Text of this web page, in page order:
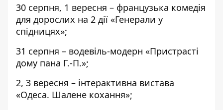
30 серпня, 1 вересня – французька комедія
для дорослих на 2 дії «Генерали у
спідницях»;
31 серпня – водевіль-модерн «Пристрасті
дому пана Г.-П.»;
2, 3 вересня – інтерактивна вистава
«Одеса. Шалене кохання»;